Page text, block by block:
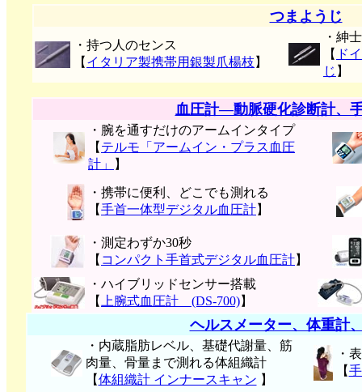
つまようじ
・持つ人のセンス
【 イタリア製携帯用銀製爪楊枝 】
・紳
【 ド
じ 】
血圧計―動脈硬化診断計、
・腕を通すだけのアームインタイプ
【 テルモ「アームイン・プラス血圧
計」
】
・携帯に便利、どこでも測れる
【手首一体型デジタル血圧計】
・測定わずか30秒
【 コンパクト手首式デジタル血圧計】
・ハイブリッドセンサー搭載
【
上腕式血圧計 (DS-700)】
ヘルスメーター、体重計
・内蔵脂肪レベル、基礎代謝量、筋
肉量、骨量まで測れる体組織計
【体組織計 インナースキャン 】
・
【